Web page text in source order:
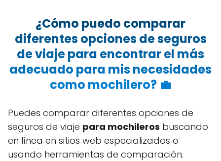
¿Cómo puedo comparar
diferentes opciones de seguros
de viaje para encontrar el más
adecuado para mis necesidades
como mochilero? 💼
Puedes comparar diferentes opciones de
seguros de viaje para mochileros buscando
en línea en sitios web especializados o
usando herramientas de comparación.